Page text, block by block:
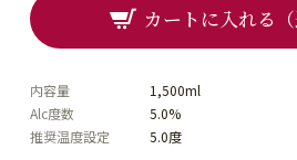
内容量
1,500ml
Alc度数
5.0%
推奨温度設定
5.0度
カートに入れる（